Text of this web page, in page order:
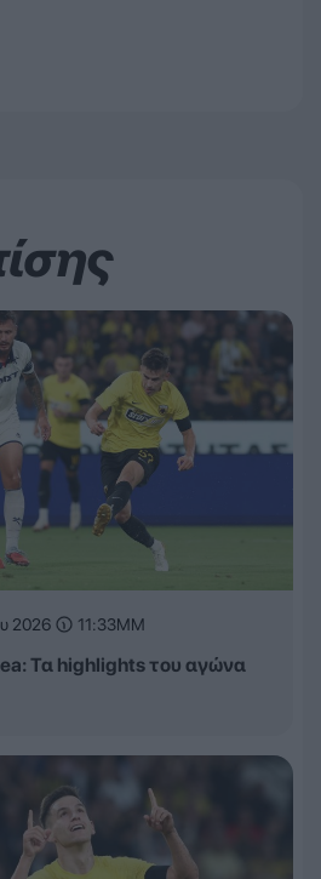
2026 11:33ΜΜ
Τα highlights του αγώνα